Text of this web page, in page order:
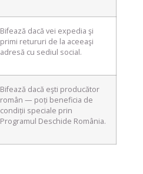
Bifează dacă vei expedia şi
primi retururi de la aceeaşi
adresă cu sediul social.
Bifează dacă eşti producător
român — poți beneficia de
condiții speciale prin
Programul Deschide România.